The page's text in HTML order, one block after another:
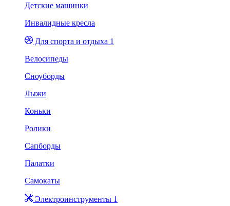
Детские машинки
Инвалидные кресла
Для спорта и отдыха 1
Велосипеды
Сноуборды
Лыжи
Коньки
Ролики
Сапборды
Палатки
Самокаты
Электроинструменты 1